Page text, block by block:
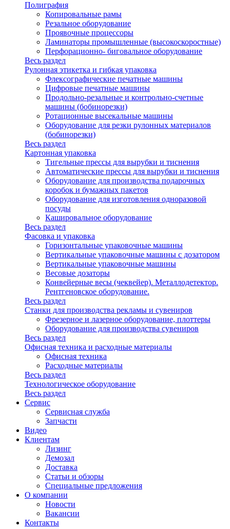
Полиграфия
Копировальные рамы
Резальное оборудование
Проявочные процессоры
Ламинаторы промышленные (высокоскоростные)
Перфорационно- биговальное оборудование
Весь раздел
Рулонная этикетка и гибкая упаковка
Флексографические печатные машины
Цифровые печатные машины
Продольно-резальные и контрольно-счетные
машины (бобинорезки)
Ротационные высекальные машины
Оборудование для резки рулонных материалов
(бобинорезки)
Весь раздел
Картонная упаковка
Тигельные прессы для вырубки и тиснения
Автоматические прессы для вырубки и тиснения
Оборудование для производства подарочных
коробок и бумажных пакетов
Оборудование для изготовления одноразовой
посуды
Кашировальное оборудование
Весь раздел
Фасовка и упаковка
Горизонтальные упаковочные машины
Вертикальные упаковочные машины с дозатором
Вертикальные упаковочные машины
Весовые дозаторы
Конвейерные весы (чеквейер). Металлодетектор.
Рентгеновское оборудование.
Весь раздел
Станки для производства рекламы и сувениров
Фрезерное и лазерное оборудование, плоттеры
Оборудование для производства сувениров
Весь раздел
Офисная техника и расходные материалы
Офисная техника
Расходные материалы
Весь раздел
Технологическое оборудование
Весь раздел
Сервис
Сервисная служба
Запчасти
Видео
Клиентам
Лизинг
Демозал
Доставка
Статьи и обзоры
Специальные предложения
О компании
Новости
Вакансии
Контакты